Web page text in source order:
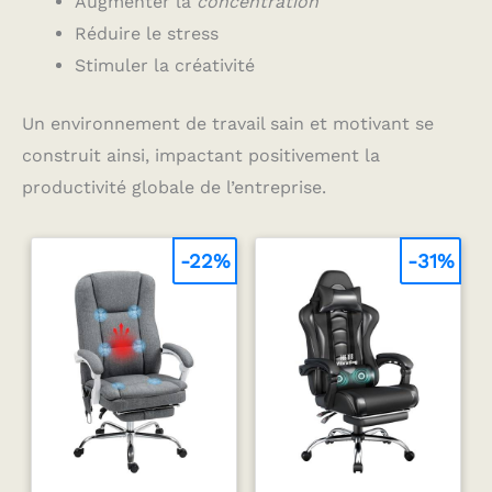
10 minutes pour assurer
plus de confort et de
Réduire le stress
Stimuler la créativité
Un environnement de travail sain et motivant se
construit ainsi, impactant positivement la
productivité globale de l’entreprise.
-22% -31%